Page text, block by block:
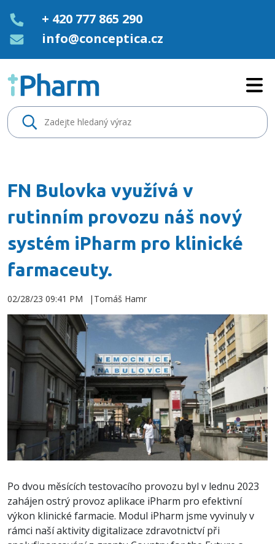
+ 420 777 865 290
info@conceptica.cz
FN Bulovka využívá v
rutinním provozu náš nový
systém iPharm pro klinické
farmaceuty.
02/28/23 09:41 PM Tomáš Hamr
Po dvou měsících testovacího provozu byl v lednu 2023
zahájen ostrý provoz aplikace iPharm pro efektivní
výkon klinické farmacie. Modul iPharm jsme vyvinuly v
rámci naší aktivity digitalizace zdravotnictví při